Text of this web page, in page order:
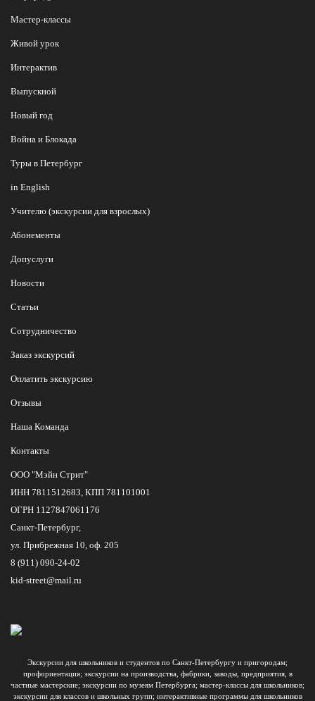
Мастер-классы
Живой урок
Интерактив
Выпускной
Новый год
Война и Блокада
Туры в Петербург
in English
Учителю (экскурсии для взрослых)
Абонементы
Допуслуги
Новости
Статьи
Сотрудничество
Заказ экскурсий
Оплатить экскурсию
Отзывы
Наша Команда
Контакты
ООО "Мэйн Стрит"
ИНН 7811512683, КПП 781101001
ОГРН 1127847061176
Санкт-Петербург,
ул. Прибрежная 10, оф. 205
8 (911) 090-24-02
kid-street@mail.ru
Экскурсии для школьников и студентов по Санкт-Петербургу и пригородам;
профориентация; экскурсии на производства, фабрики, заводы, предприятия, в
частные мастерские; экскурсии по музеям Петербурга; мастер-классы для школьников;
экскурсии для классов и школьных групп; интерактивные программы для школьников